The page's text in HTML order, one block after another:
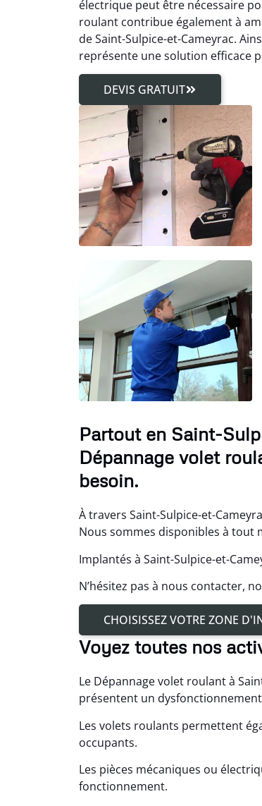
électrique peut être nécessaire
roulant contribue également à
de Saint-Sulpice-et-Cameyrac.
représente une solution efficace
DEVIS GRATUIT
Partout en Saint-
Dépannage volet
besoin.
À travers Saint-Sulpice-et-
Nous sommes disponibles à tout
Implantés à Saint-Sulpice-et-
N’hésitez pas à nous contacter,
CHOISISSEZ VOTRE ZONE
Voyez toutes nos
Le Dépannage volet roulant à
présentent un
Les volets roulants permettent
occupants.
Les pièces mécaniques ou
fonctionnement.